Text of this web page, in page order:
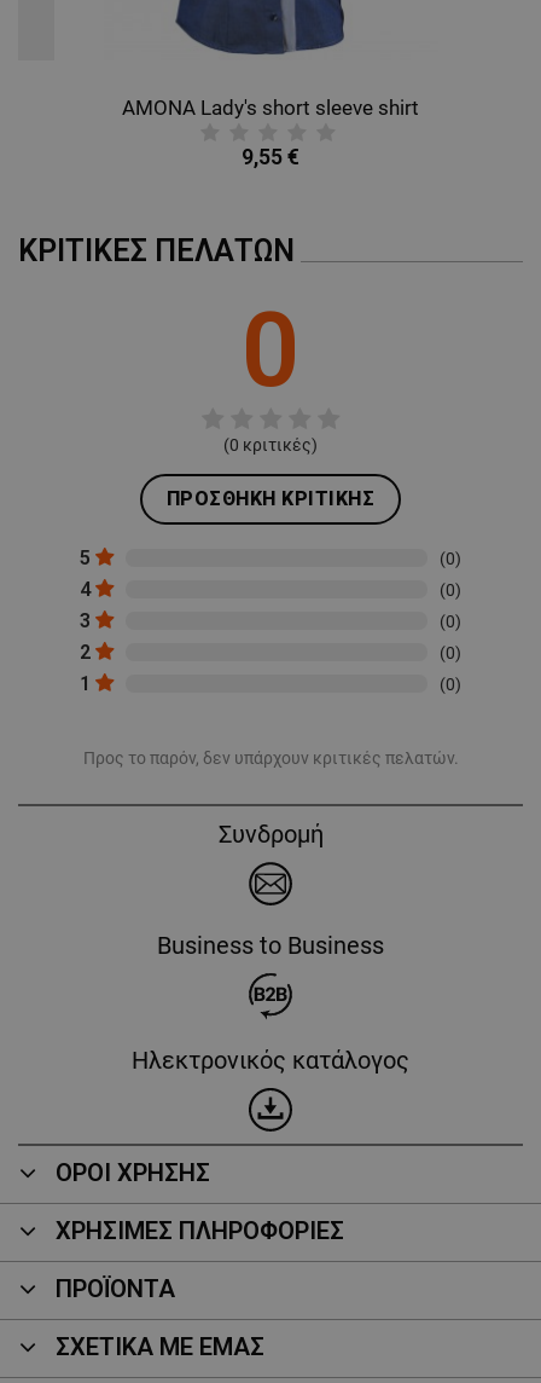
AMONA Lady's short sleeve shirt
9,55 €
ΚΡΙΤΙΚΈΣ ΠΕΛΑΤΏΝ
0
(0 κριτικές)
ΠΡΟΣΘΉΚΗ ΚΡΙΤΙΚΉΣ
5 (0)
4 (0)
3 (0)
2 (0)
1 (0)
Προς το παρόν, δεν υπάρχουν κριτικές πελατών.
Συνδρομή
Business to Business
Ηλεκτρονικός κατάλογος
ΟΡΟΙ ΧΡΗΣΗΣ
ΧΡΗΣΙΜΕΣ ΠΛΗΡΟΦΟΡΙΕΣ
ΠΡΟΪΌΝΤΑ
ΣΧΕΤΙΚΑ ΜΕ ΕΜΑΣ